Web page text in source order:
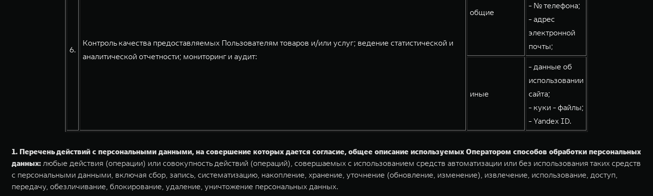
6.
Контроль качества предоставляемых Пользователям товаров и/или услуг; ведение статистической и
аналитической отчетности; мониторинг и аудит:
общие
- № телефона;
- адрес
электронной
почты;
иные
- данные об
использовании
сайта;
- куки - файлы;
- Yandex ID.
1. Перечень действий с персональными данными, на совершение которых дается согласие, общее описание используемых Оператором способов обработки персональных
данных: любые действия (операции) или совокупность действий (операций), совершаемых с использованием средств автоматизации или без использования таких средств
с персональными данными, включая сбор, запись, систематизацию, накопление, хранение, уточнение (обновление, изменение), извлечение, использование, доступ,
передачу, обезличивание, блокирование, удаление, уничтожение персональных данных.